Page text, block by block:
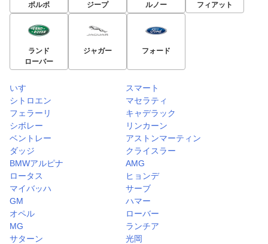
ボルボ ジープ ルノー フィアット
ランド
ローバー
ジャガー フォード
いすゞ
スマート
シトロエン
マセラティ
フェラーリ
キャデラック
シボレー
リンカーン
ベントレー
アストンマーティン
ダッジ
クライスラー
BMWアルピナ
AMG
ロータス
ヒョンデ
マイバッハ
サーブ
GM
ハマー
オペル
ローバー
MG
ランチア
サターン
光岡